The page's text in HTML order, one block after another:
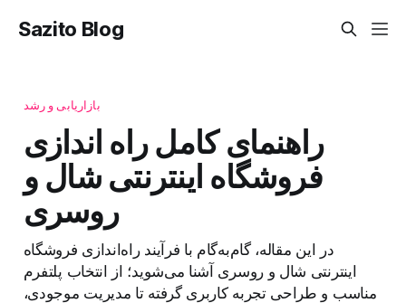
Sazito Blog
بازاریابی و رشد
راهنمای کامل راه اندازی
فروشگاه اینترنتی شال و
روسری
در این مقاله، گام‌به‌گام با فرآیند راه‌اندازی فروشگاه
اینترنتی شال و روسری آشنا می‌شوید؛ از انتخاب پلتفرم
مناسب و طراحی تجربه کاربری گرفته تا مدیریت موجودی،